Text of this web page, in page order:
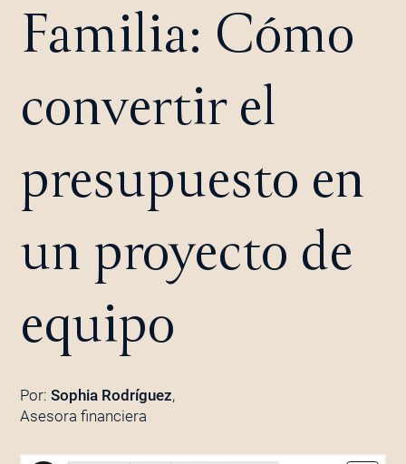
Familia: Cómo
convertir el
presupuesto en
un proyecto de
equipo
Por: Sophia Rodríguez,
Asesora financiera